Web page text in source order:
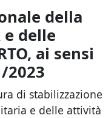
della
e delle
ai sensi
2023
di stabilizzazione
e delle attività